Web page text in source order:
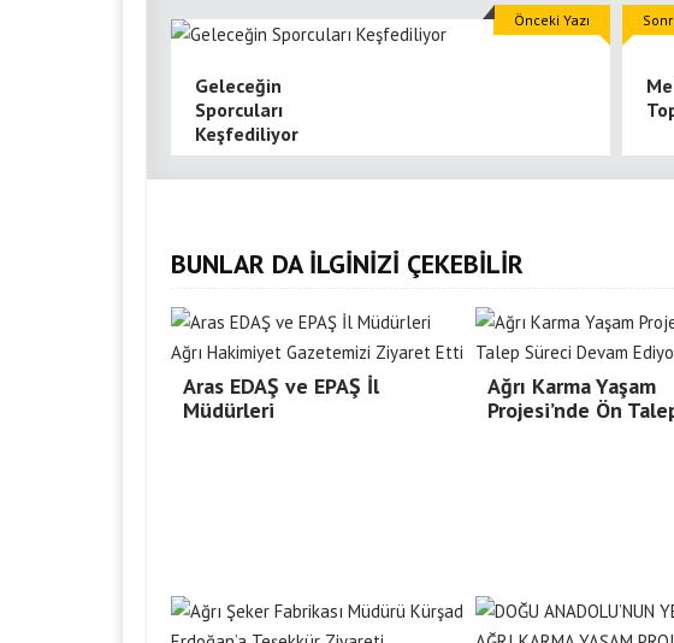
Geleceğin
Sporcuları
Keşfediliyor
Önceki Yazı
BUNLAR DA İLGİNİZİ ÇEKEBİLİR
Aras EDAŞ ve EPAŞ İl
Müdürleri
Ağrı Karma Yaşam
Projesi’nde Ön